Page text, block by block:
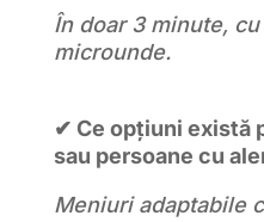
În doar 3 minute,
microunde.
✔ Ce opțiuni există
sau persoane cu
Meniuri adaptabile